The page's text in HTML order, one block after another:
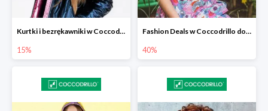
Kurtki i bezrękawniki w Coccodrillo -15%
15%
Fashion Deals w Coccodrillo do -40%
40%